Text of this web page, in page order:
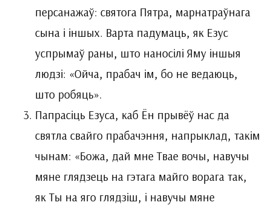
персанажаў: святога Пятра, марнатраўнага
сына і іншых. Варта падумаць, як Езус
успрымаў раны, што наносілі Яму іншыя
людзі: «Ойча, прабач ім, бо не ведаюць,
што робяць».
Папрасіць Езуса, каб Ён прывёў нас да
святла свайго прабачэння, напрыклад, такім
чынам: «Божа, дай мне Твае вочы, навучы
мяне глядзець на гэтага майго ворага так,
як Ты на яго глядзіш, і навучы мяне